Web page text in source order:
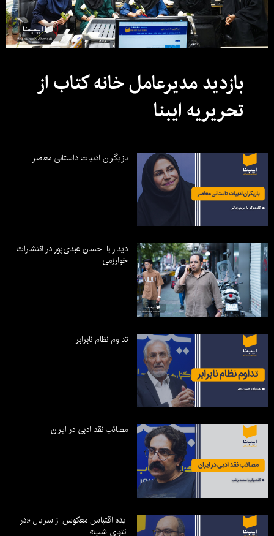
بازدید مدیرعامل خانه کتاب از
تحریریه ایبنا
بازیگران ادبیات داستانی معاصر
دیدار با احسان عبدی‌پور در انتشارات
خوارزمی
تداوم نظام نابرابر
مصائب نقد ادبی در ایران
ایده اقتباس معکوس از سریال «در
انتهای شب»